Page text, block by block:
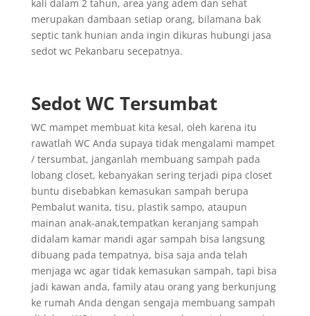
kali dalam 2 tahun, area yang adem dan sehat
merupakan dambaan setiap orang, bilamana bak
septic tank hunian anda ingin dikuras hubungi jasa
sedot wc Pekanbaru secepatnya.
Sedot WC Tersumbat
WC mampet membuat kita kesal, oleh karena itu
rawatlah WC Anda supaya tidak mengalami mampet
/ tersumbat, janganlah membuang sampah pada
lobang closet, kebanyakan sering terjadi pipa closet
buntu disebabkan kemasukan sampah berupa
Pembalut wanita, tisu, plastik sampo, ataupun
mainan anak-anak,tempatkan keranjang sampah
didalam kamar mandi agar sampah bisa langsung
dibuang pada tempatnya, bisa saja anda telah
menjaga wc agar tidak kemasukan sampah, tapi bisa
jadi kawan anda, family atau orang yang berkunjung
ke rumah Anda dengan sengaja membuang sampah